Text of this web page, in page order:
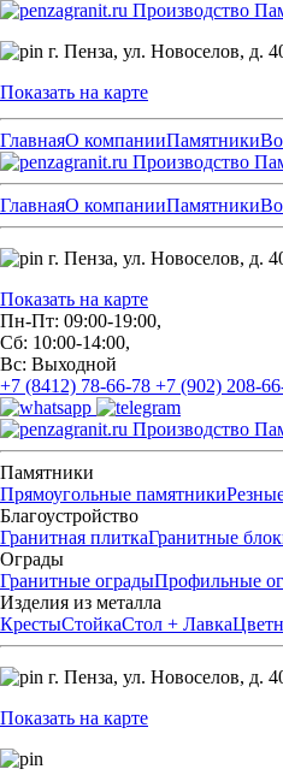
Производство
г. Пенза, ул. Новоселов, д.
Показать на карте
ГлавнаяО компанииПамятники
Производство
ГлавнаяО компанииПамятники
г. Пенза, ул. Новоселов, д.
Показать на карте
Пн-Пт: 09:00-19:00,
Сб: 10:00-14:00,
Вс: Выходной
+7 (8412) 78-66-78 +7 (902) 208-
Производство
Памятники
Прямоугольные памятники
Благоустройство
Гранитная плиткаГранитные
Ограды
Гранитные оградыПрофильные
Изделия из металла
КрестыСтойкаСтол + Лавка
г. Пенза, ул. Новоселов, д.
Показать на карте